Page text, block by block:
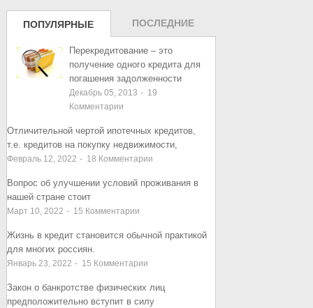
ПОПУЛЯРНЫЕ
ЗАПИСИ
ПОСЛЕДНИЕ
ЗАПИСИ
Перекредитование – это
получение одного кредита для
погашения задолженности
Декабрь 05, 2013 - 19
Комментарии
Отличительной чертой ипотечных кредитов,
т.е. кредитов на покупку недвижимости,
Февраль 12, 2022 - 18 Комментарии
Вопрос об улучшении условий проживания в
нашей стране стоит
Март 10, 2022 - 15 Комментарии
Жизнь в кредит становится обычной практикой
для многих россиян.
Январь 23, 2022 - 15 Комментарии
Закон о банкротстве физических лиц
предположительно вступит в силу